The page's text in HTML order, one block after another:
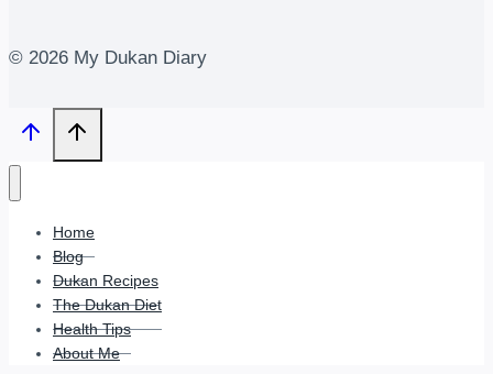
© 2026 My Dukan Diary
Home
Blog
Dukan Recipes
The Dukan Diet
Health Tips
About Me